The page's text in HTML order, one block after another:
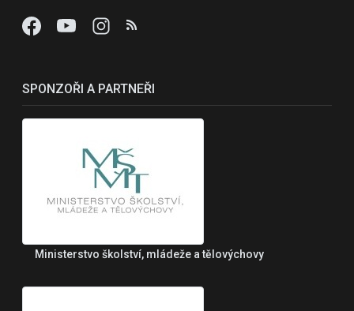
SPONZOŘI A PARTNEŘI
Ministerstvo školství, mládeže a tělovýchovy